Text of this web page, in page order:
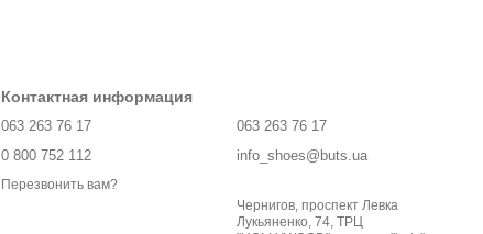
Контактная информация
063 263 76 17
0 800 752 112
Перезвонить вам?
063 263 76 17
info_shoes@buts.ua
Чернигов, проспект Левка
Лукьяненко, 74, ТРЦ